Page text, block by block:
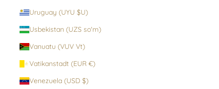
Uruguay (UYU $U)
Usbekistan (UZS so'm)
Vanuatu (VUV Vt)
Vatikanstadt (EUR €)
Venezuela (USD $)